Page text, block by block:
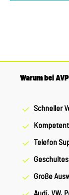
Warum bei
Schneller
Telefon
Große